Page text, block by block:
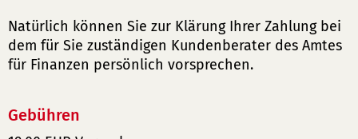
Natürlich können Sie zur Klärung Ihrer Zahlung bei
dem für Sie zuständigen Kundenberater des Amtes
für Finanzen persönlich vorsprechen.
Gebühren